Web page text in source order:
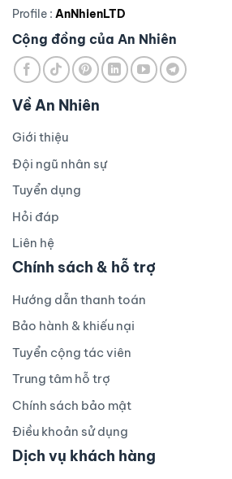
Profile : AnNhienLTD
Cộng đồng của An Nhiên
Về An Nhiên
Giới thiệu
Đội ngũ nhân sự
Tuyển dụng
Hỏi đáp
Liên hệ
Chính sách & hỗ trợ
Hướng dẫn thanh toán
Bảo hành & khiếu nại
Tuyển cộng tác viên
Trung tâm hỗ trợ
Chính sách bảo mật
Điều khoản sử dụng
Dịch vụ khách hàng